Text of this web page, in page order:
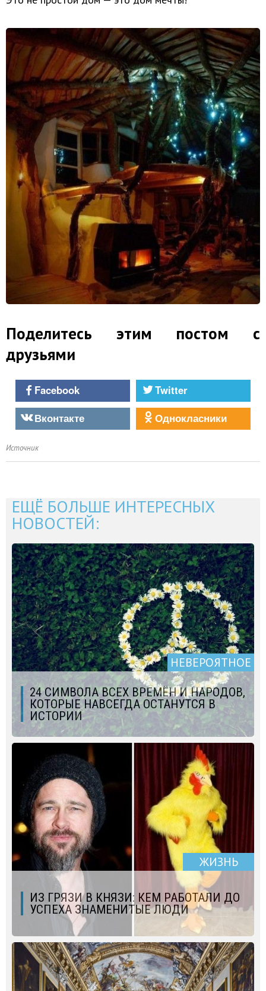
Поделитесь этим постом с
друзьями
Facebook
Twitter
Вконтакте
Однокласники
Источник
ЕЩЁ БОЛЬШЕ ИНТЕРЕСНЫХ
НОВОСТЕЙ:
НЕВЕРОЯТНОЕ
24 СИМВОЛА ВСЕХ ВРЕМЁН И НАРОДОВ,
КОТОРЫЕ НАВСЕГДА ОСТАНУТСЯ В
ИСТОРИИ
ЖИЗНЬ
ИЗ ГРЯЗИ В КНЯЗИ: КЕМ РАБОТАЛИ ДО
УСПЕХА ЗНАМЕНИТЫЕ ЛЮДИ